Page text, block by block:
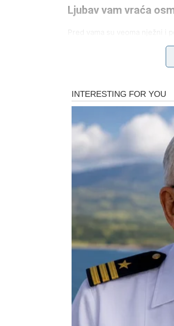
Ljubav vam vraća
Pred vama su veoma nježni i
Moguće je poznanstvo koje
Ništa više neće biti
Pred vama su veoma
Rakovi su među najvećim
Poslije mnogo tuge dolazi
Sudbina vam šalje
Pred vama su veoma nježni i